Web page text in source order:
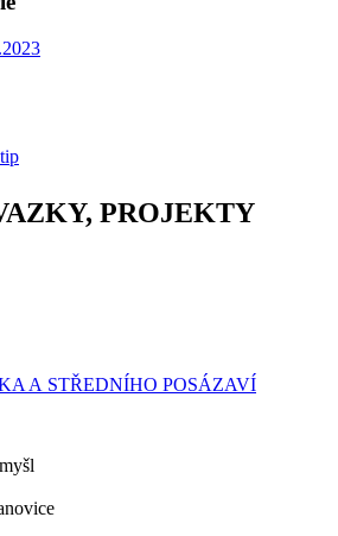
PROJEKTY
A STŘEDNÍHO POSÁZAVÍ